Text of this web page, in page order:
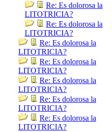
Re: Es dolorosa la
LITOTRICIA?
Re: Es dolorosa la
LITOTRICIA?
Re: Es dolorosa la
LITOTRICIA?
Re: Es dolorosa la
LITOTRICIA?
Re: Es dolorosa la
LITOTRICIA?
Re: Es dolorosa la
LITOTRICIA?
Re: Es dolorosa la
LITOTRICIA?